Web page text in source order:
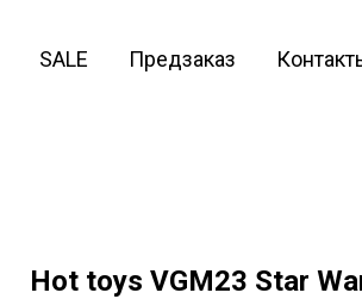
SALE Предзаказ
Hot toys VGM23 Star